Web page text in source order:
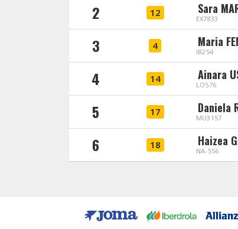
2 12 Sara
EX7833
3 4 Maria
IB254
4 14 Ainara
LO576
5 17 Daniela
MU3157
6 18 Haizea
NA-556